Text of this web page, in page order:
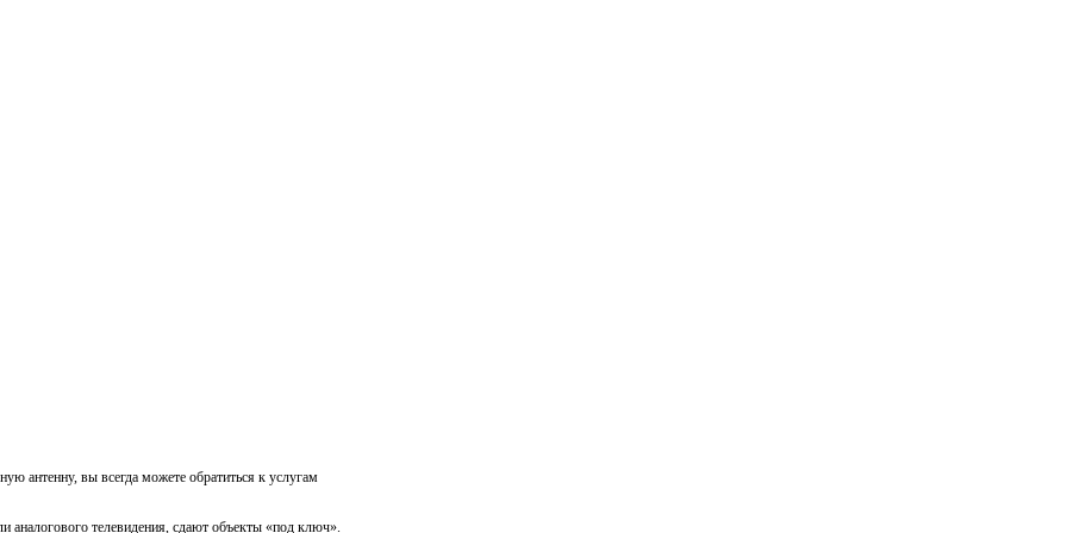
антенну, вы всегда можете обратиться к услугам
аналогового телевидения, сдают объекты «под ключ».